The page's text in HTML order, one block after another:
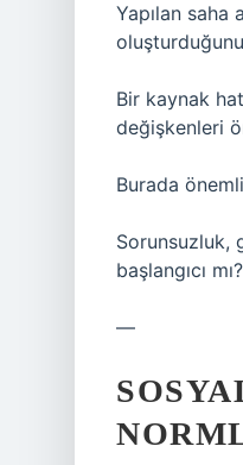
Yapılan saha
Bir kaynak
değişkenleri
Burada
Sorunsuzluk,
başlangıcı mı?
—